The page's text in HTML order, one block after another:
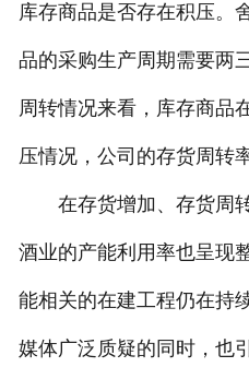
库存商品是否存在积压。
品的采购生产周期需要两
周转情况来看，库存商品
压情况，公司的存货周转
在存货增加、存货周转
酒业的产能利用率也呈现
能相关的在建工程仍在持
媒体广泛质疑的同时，也